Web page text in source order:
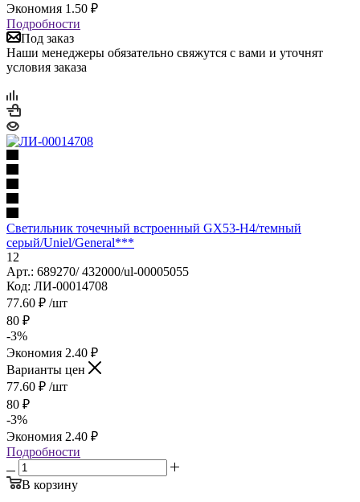
Экономия 1.50 ₽
Подробности
Под заказ
Наши менеджеры обязательно свяжутся с вами и уточнят
условия заказа
Светильник точечный встроенный GX53-H4/темный
серый/Uniel/General***
12
Арт.: 689270/ 432000/ul-00005055
Код: ЛИ-00014708
77.60 ₽ /шт
80 ₽
-3%
Экономия 2.40 ₽
Варианты цен
77.60 ₽ /шт
80 ₽
-3%
Экономия 2.40 ₽
Подробности
В корзину